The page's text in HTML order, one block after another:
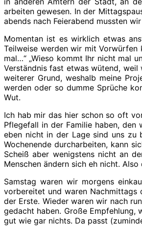
arbeiten gewesen. In der
abends nach Feierabend mussten
Momentan ist es wirklich etwas
Teilweise werden wir mit
mal…“ „Wieso kommt Ihr nicht mal
Verständnis fast etwas wütend, weil
weiterer Grund, weshalb meine
werden oder so dumme Sprüche
Wut.
Ich hab mir das hier schon so oft
Pflegefall in der Familie haben,
eben nicht in der Lage sind uns zu
Wochenende durcharbeiten, kann
Scheiß aber wenigstens nicht an
Menschen ändern sich eh nicht. Also
Samstag waren wir morgens
vorbereitet und waren Nachmittags
der Erste. Wieder waren wir nach
gedacht haben. Große
gut wie gar nichts. Da passt